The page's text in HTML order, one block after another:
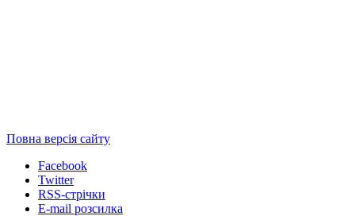
Повна версія сайту
Facebook
Twitter
RSS-стрічки
E-mail розсилка